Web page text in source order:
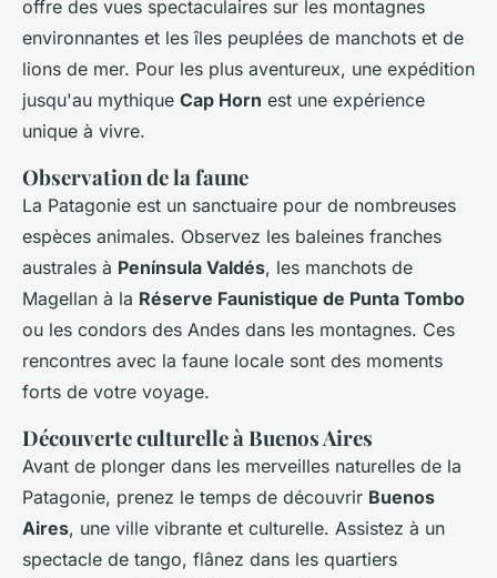
offre des vues spectaculaires sur les montagnes
environnantes et les îles peuplées de manchots et de
lions de mer. Pour les plus aventureux, une expédition
jusqu'au mythique Cap Horn est une expérience
unique à vivre.
Observation de la faune
La Patagonie est un sanctuaire pour de nombreuses
espèces animales. Observez les baleines franches
australes à Península Valdés, les manchots de
Magellan à la Réserve Faunistique de Punta Tombo
ou les condors des Andes dans les montagnes. Ces
rencontres avec la faune locale sont des moments
forts de votre voyage.
Découverte culturelle à Buenos Aires
Avant de plonger dans les merveilles naturelles de la
Patagonie, prenez le temps de découvrir Buenos
Aires, une ville vibrante et culturelle. Assistez à un
spectacle de tango, flânez dans les quartiers